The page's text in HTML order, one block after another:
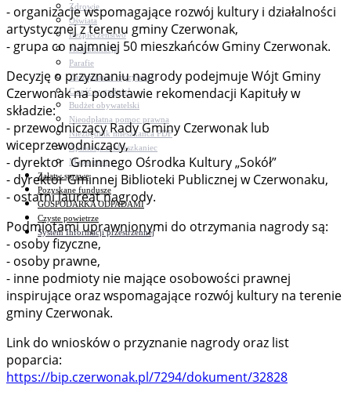
Zdrowie
Oświata
Bezpieczeństwo
Komunikacja
Parafie
Zarządzanie kryzysowe
C.ześć w gminie!
Budżet obywatelski
Nieodpłatna pomoc prawna
Niezbędnik mieszkańca PDF
Aplikacja mMieszkaniec
Mapa gminy
Załatw sprawę
Pozyskane fundusze
GOSPODARKA ODPADAMI
Czyste powietrze
System Informacji przestrzennej
- organizacje wspomagające rozwój kultury i działalności
artystycznej z terenu gminy Czerwonak,
- grupa co najmniej 50 mieszkańców Gminy Czerwonak.
Decyzję o przyznaniu nagrody podejmuje Wójt Gminy
Czerwonak na podstawie rekomendacji Kapituły w
składzie:
- przewodniczący Rady Gminy Czerwonak lub
wiceprzewodniczący,
- dyrektor Gminnego Ośrodka Kultury „Sokół”
- dyrektor Gminnej Biblioteki Publicznej w Czerwonaku,
- ostatni laureat nagrody.
Podmiotami uprawnionymi do otrzymania nagrody są:
- osoby fizyczne,
- osoby prawne,
- inne podmioty nie mające osobowości prawnej
inspirujące oraz wspomagające rozwój kultury na terenie
gminy Czerwonak.
Link do wniosków o przyznanie nagrody oraz list
poparcia:
https://bip.czerwonak.pl/7294/dokument/32828